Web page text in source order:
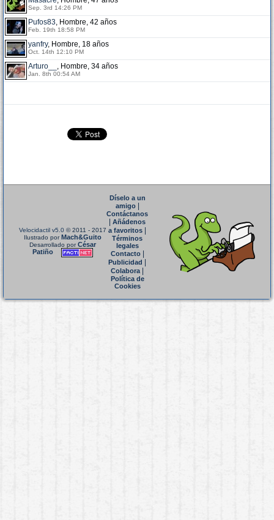
Sep. 3rd 14:26 PM
Pufos83, Hombre, 42 años
Feb. 19th 18:58 PM
yanfry, Hombre, 18 años
Oct. 14th 12:10 PM
Arturo__ , Hombre, 34 años
Jan. 8th 00:54 AM
Velocidactil v5.0 © 2011 - 2017
Ilustrado porMach&Guito
Desarrollado porCésar
Patiño
Díselo a un
amigo|
Contáctanos
Añádenos
a favoritos
Términos
legales
Contacto|
Publicidad
Colabora|
Política de
Cookies